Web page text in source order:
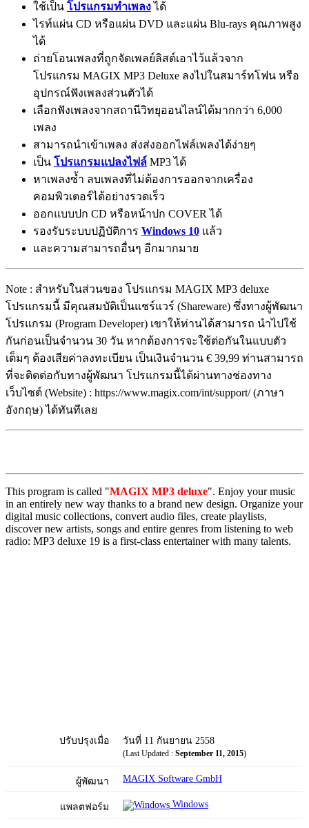
ใช้เป็น โปรแกรมทำเพลงได้
ไรท์แผ่น CD หรือแผ่น DVD และแผ่น Blu-rays คุณภาพสูง
ได้
ถ่ายโอนเพลงที่ถูกจัดเพลย์ลิสต์เอาไว้แล้วจาก
โปรแกรม MAGIX MP3 Deluxe ลงไปในสมาร์ทโฟน หรือ
อุปกรณ์ฟังเพลงส่วนตัวได้
เลือกฟังเพลงจากสถานีวิทยุออนไลน์ได้มากกว่า 6,000
เพลง
สามารถนำเข้าเพลง ส่งส่งออกไฟล์เพลงได้ง่ายๆ
เป็น โปรแกรมแปลงไฟล์ MP3 ได้
หาเพลงซ้ำ ลบเพลงที่ไม่ต้องการออกจากเครื่อง
คอมพิวเตอร์ได้อย่างรวดเร็ว
ออกแบบปก CD หรือหน้าปก COVER ได้
รองรับระบบปฏิบัติการ Windows 10 แล้ว
และความสามารถอื่นๆ อีกมากมาย
Note : สำหรับในส่วนของ โปรแกรม MAGIX MP3 deluxe
โปรแกรมนี้ มีคุณสมบัติเป็นแชร์แวร์ (Shareware) ซึ่งทางผู้พัฒนา
โปรแกรม (Program Developer) เขาให้ท่านได้สามารถ นำไปใช้
กันก่อนเป็นจำนวน 30 วัน หากต้องการจะใช้ต่อกันในแบบตัว
เต็มๆ ต้องเสียค่าลงทะเบียน เป็นเงินจำนวน € 39,99 ท่านสามารถ
ที่จะติดต่อกับทางผู้พัฒนา โปรแกรมนี้ได้ผ่านทางช่องทาง
เว็บไซต์ (Website) : https://www.magix.com/int/support/ (ภาษา
อังกฤษ) ได้ทันทีเลย
This program is called "MAGIX MP3 deluxe". Enjoy your music
in an entirely new way thanks to a brand new design. Organize your
digital music collections, convert audio files, create playlists,
discover new artists, songs and entire genres from listening to web
radio: MP3 deluxe 19 is a first-class entertainer with many talents.
ปรับปรุงเมื่อ วันที่ 11 กันยายน 2558
(Last Updated : September 11, 2015)
ผู้พัฒนา MAGIX Software GmbH
แพลตฟอร์ม Windows